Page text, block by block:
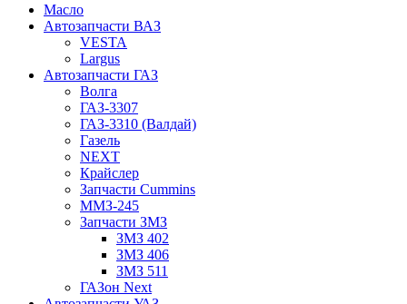
Масло
Автозапчасти ВАЗ
VESTA
Largus
Автозапчасти ГАЗ
Волга
ГАЗ-3307
ГАЗ-3310 (Валдай)
Газель
NEXT
Крайслер
Запчасти Cummins
ММЗ-245
Запчасти ЗМЗ
ЗМЗ 402
ЗМЗ 406
ЗМЗ 511
ГАЗон Next